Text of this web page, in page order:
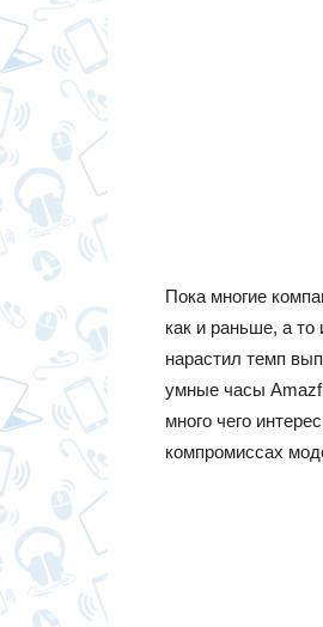
Пока многие
как и раньше, а
нарастил темп
умные часы
много чего
компромиссах